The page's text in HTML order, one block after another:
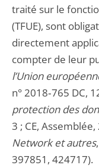
traité sur le
(TFUE), sont
directement
compter de leur
l’Union
n° 2018‑765 DC,
protection des
3 ; CE,
Network et autres
397851, 424717).